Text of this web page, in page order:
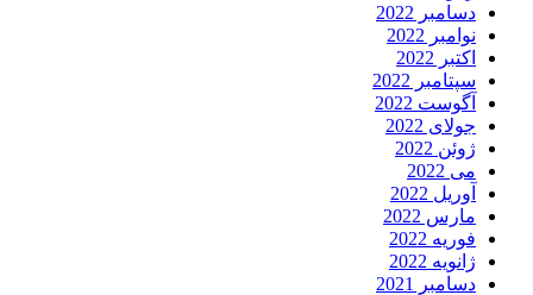
دسامبر 2022
نوامبر 2022
اکتبر 2022
سپتامبر 2022
آگوست 2022
جولای 2022
ژوئن 2022
می 2022
آوریل 2022
مارس 2022
فوریه 2022
ژانویه 2022
دسامبر 2021